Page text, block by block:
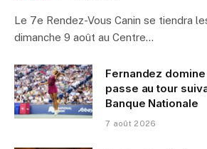
Le 7e Rendez-Vous Canin se tiendra
dimanche 9 août au Centre…
Fernandez
passe au tour
Banque Nationale
7 août 2026